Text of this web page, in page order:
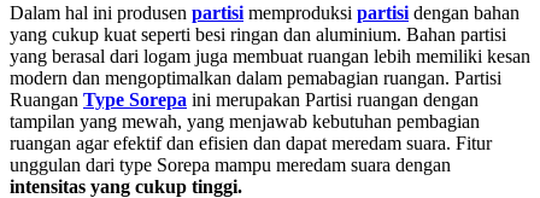
Dalam hal ini produsen partisi memproduksi partisi dengan bahan
yang cukup kuat seperti besi ringan dan aluminium. Bahan partisi
yang berasal dari logam juga membuat ruangan lebih memiliki kesan
modern dan mengoptimalkan dalam pemabagian ruangan. Partisi
Ruangan Type Sorepa ini merupakan Partisi ruangan dengan
tampilan yang mewah, yang menjawab kebutuhan pembagian
ruangan agar efektif dan efisien dan dapat meredam suara. Fitur
unggulan dari type Sorepa mampu meredam suara dengan
intensitas yang cukup tinggi.